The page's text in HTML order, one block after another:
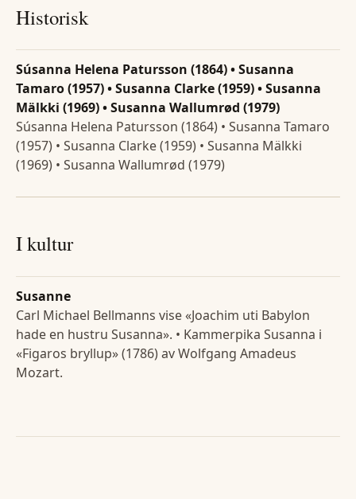
Historisk
Súsanna Helena Patursson (1864) • Susanna
Tamaro (1957) • Susanna Clarke (1959) • Susanna
Mälkki (1969) • Susanna Wallumrød (1979)
Súsanna Helena Patursson (1864) • Susanna Tamaro
(1957) • Susanna Clarke (1959) • Susanna Mälkki
(1969) • Susanna Wallumrød (1979)
I kultur
Susanne
Carl Michael Bellmanns vise «Joachim uti Babylon
hade en hustru Susanna». • Kammerpika Susanna i
«Figaros bryllup» (1786) av Wolfgang Amadeus
Mozart.